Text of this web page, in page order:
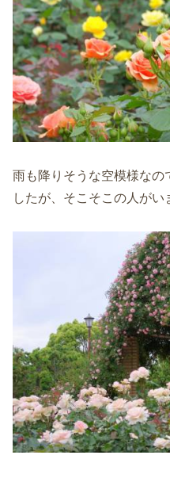
雨も降りそうな空模様なの
したが、そこそこの人がい